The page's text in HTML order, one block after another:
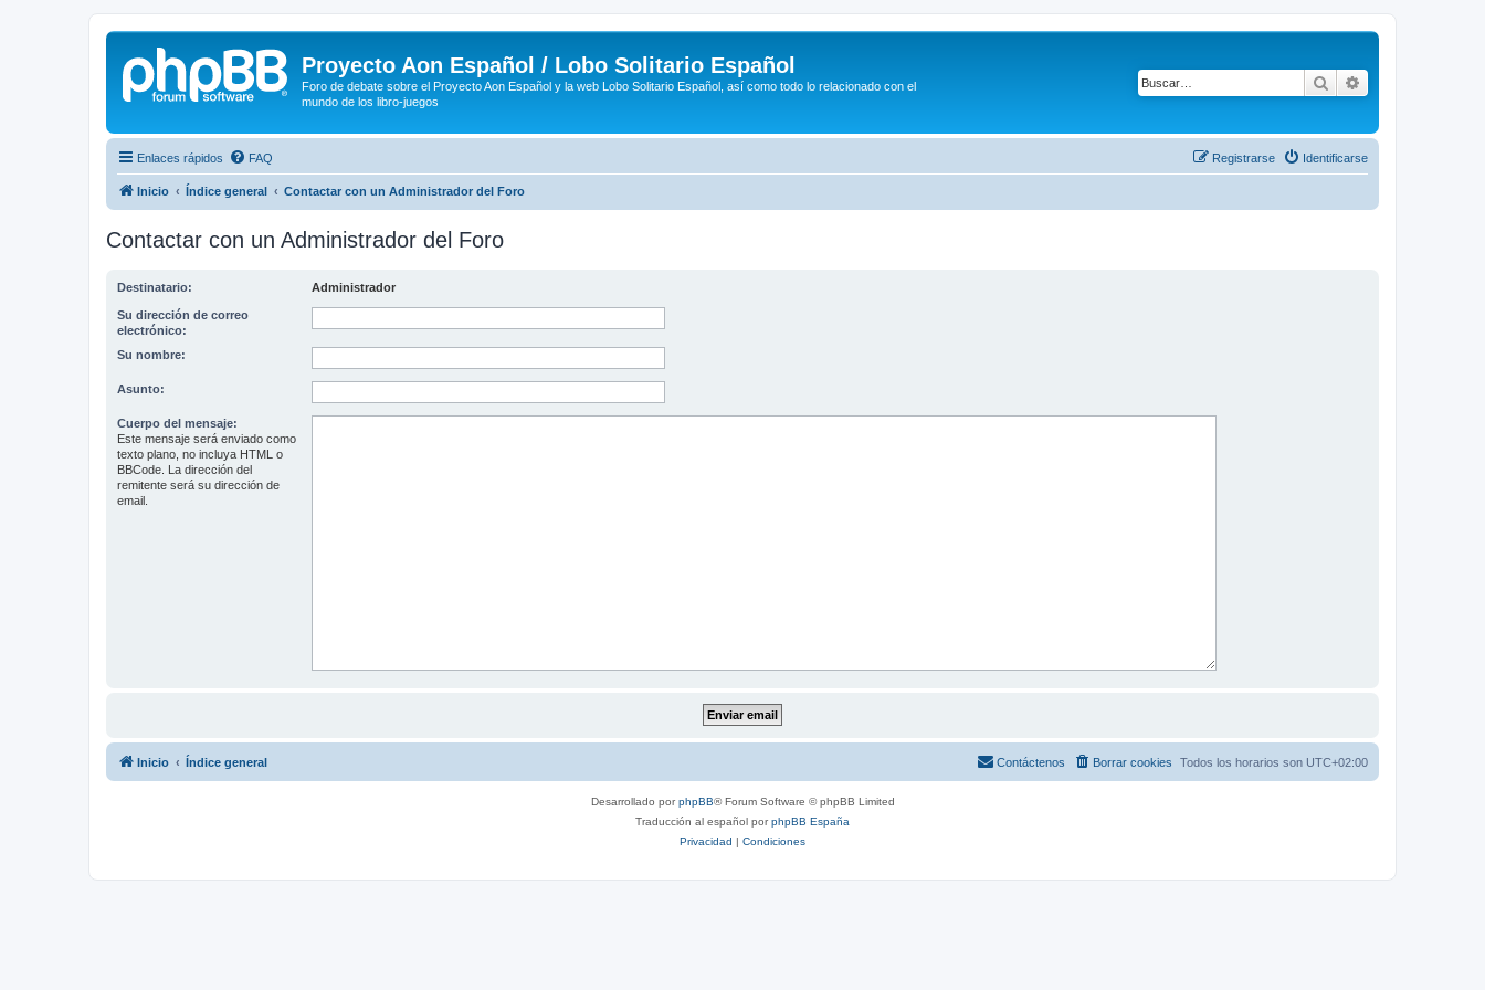
Proyecto Aon Español / Lobo Solitario Español
Foro de debate sobre el Proyecto Aon Español y la web Lobo Solitario Español, así como todo lo relacionado con el
mundo de los libro-juegos
Buscar
Enlaces rápidos FAQ Identificarse
Registrarse
Inicio Índice general Contactar con un Administrador del Foro
Contactar con un Administrador del Foro
Destinatario: Administrador
Su dirección de correo
electrónico:
Su nombre:
Asunto:
Cuerpo del mensaje:
Este mensaje será enviado como
texto plano, no incluya HTML o
BBCode. La dirección del
remitente será su dirección de
email.
Inicio Índice general Todos los horarios son UTC+02:00
Borrar cookies
Contáctenos
Desarrollado porphpBB® Forum Software © phpBB Limited
Traducción al español porphpBB España
Privacidad | Condiciones